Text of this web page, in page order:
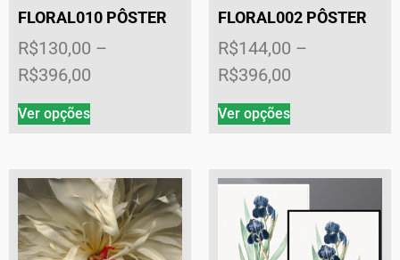
FLORAL010 PÔSTER
R$130,00 –
R$396,00
Ver opções
FLORAL002 PÔSTER
R$144,00 –
R$396,00
Ver opções